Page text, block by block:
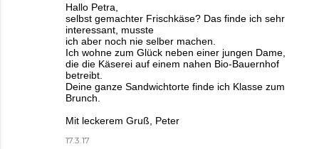
Hallo Petra,
selbst gemachter Frischkäse? Das finde ich sehr
interessant, musste
ich aber noch nie selber machen.
Ich wohne zum Glück neben einer jungen Dame,
die die Käserei auf einem nahen Bio-Bauernhof
betreibt.
Deine ganze Sandwichtorte finde ich Klasse zum
Brunch.
Mit leckerem Gruß, Peter
17.3.17